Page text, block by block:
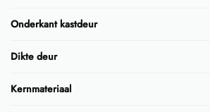
Onderkant kastdeur
Dikte deur
Kernmateriaal